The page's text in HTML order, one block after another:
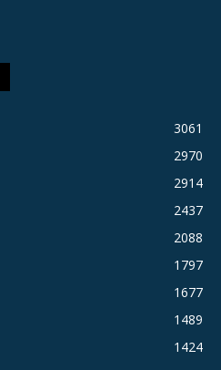
3061
2970
2914
2437
2088
1797
1677
1489
1424